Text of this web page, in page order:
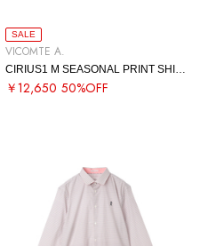
SALE
VICOMTE A.
￥12,650 50%OFF